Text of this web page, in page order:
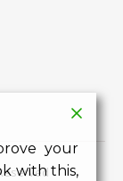
your
with this,